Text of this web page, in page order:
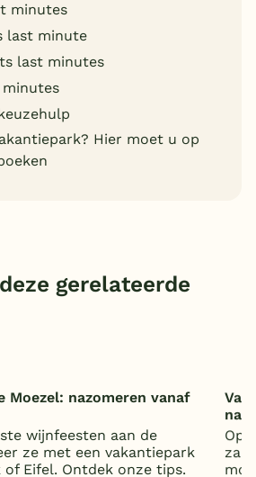
minutes
last minute
last minutes
Hier moet u op
gerelateerde
Moezel: nazomeren vanaf
wijnfeesten aan de
ze met een vakantiepark
Eifel. Ontdek onze tips.
Op